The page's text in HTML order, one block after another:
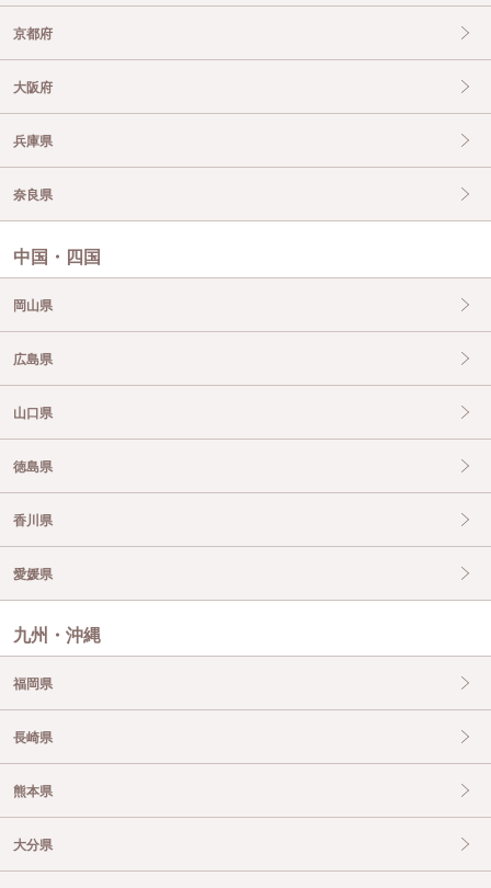
京都府
大阪府
兵庫県
奈良県
中国・四国
岡山県
広島県
山口県
徳島県
香川県
愛媛県
九州・沖縄
福岡県
長崎県
熊本県
大分県